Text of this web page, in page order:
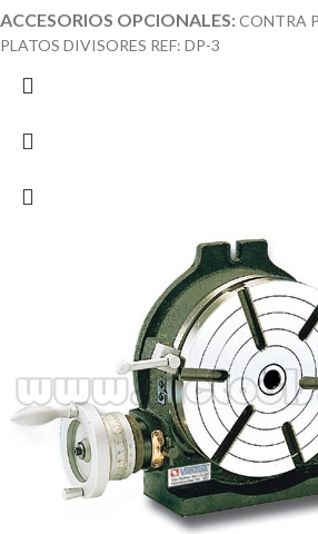
ACCESORIOS OPCIONALES:CONTRA
PLATOS DIVISORES REF: DP-3